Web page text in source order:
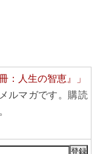
：人生の智恵』」
ルマガです。購読